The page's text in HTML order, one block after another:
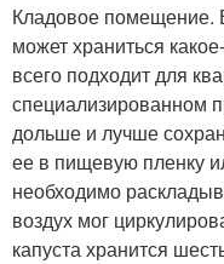
Кладовое помещение.
может храниться
всего подходит для
специализированном
дольше и лучше
ее в пищевую пленку
необходимо
воздух мог
капуста хранится